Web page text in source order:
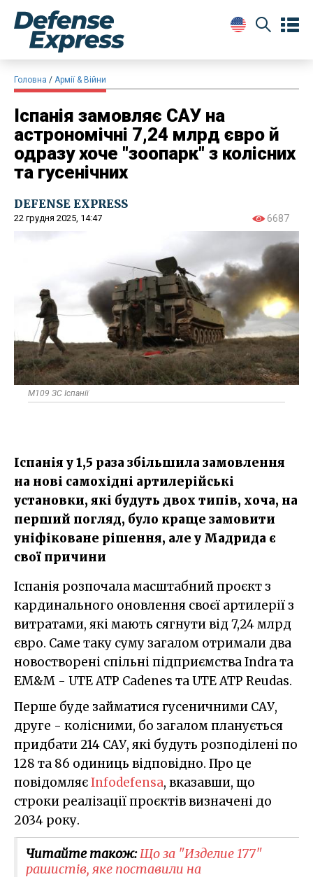
Головна Армії & Війни
Іспанія замовляє САУ на
астрономічні 7,24 млрд євро й
одразу хоче "зоопарк" з колісних
та гусенічних
DEFENSE EXPRESS
22 грудня 2025, 14:47 6687
M109 ЗС Іспанії
Іспанія у 1,5 раза збільшила замовлення
на нові самохідні артилерійські
установки, які будуть двох типів, хоча, на
перший погляд, було краще замовити
уніфіковане рішення, але у Мадрида є
свої причини
Іспанія розпочала масштабний проєкт з
кардинального оновлення своєї артилерії з
витратами, які мають сягнути від 7,24 млрд
євро. Саме таку суму загалом отримали два
новостворені спільні підприємства Indra та
EM&M - UTE ATP Cadenes та UTE ATP Reudas.
Перше буде займатися гусеничними САУ,
друге - колісними, бо загалом планується
придбати 214 САУ, які будуть розподілені по
128 та 86 одиниць відповідно. Про це
повідомляєInfodefensa, вказавши, що
строки реалізації проєктів визначені до
2034 року.
Читайте також:Що за "Изделие 177"
рашистів, яке поставили на